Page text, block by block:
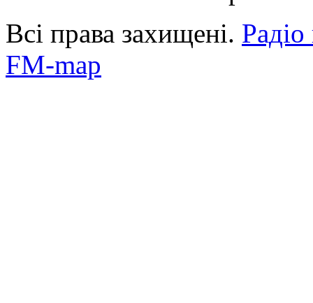
Всі права захищені.
FM-map